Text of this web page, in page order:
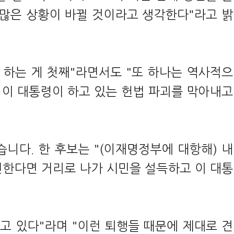
은 상황이 바뀔 것이라고 생각한다"라고 밝
는 게 첫째"라면서도 "또 하나는 역사적으
대통령이 하고 있는 헌법 파괴를 막아내고
다. 한 후보는 "(이재명정부에 대항해) 내
다면 거리로 나가 시민을 설득하고 이 대통
있다"라며 "이런 퇴행들 때문에 제대로 견